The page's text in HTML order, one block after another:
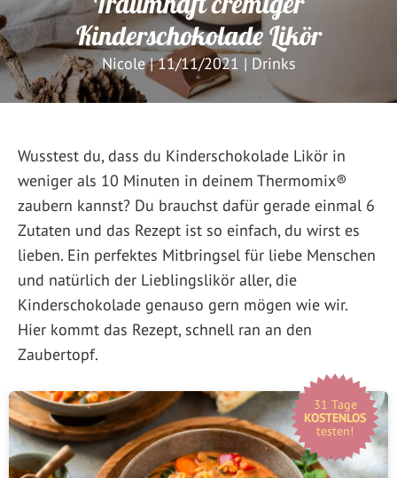
Kinderschokolade Likör
Nicole|11/11/2021 | Drinks
Wusstest du, dass du Kinderschokolade Likör in
weniger als 10 Minuten in deinem Thermomix®
zaubern kannst? Du brauchst dafür gerade einmal 6
Zutaten und das Rezept ist so einfach, du wirst es
lieben. Ein perfektes Mitbringsel für liebe Menschen
und natürlich der Lieblingslikör aller, die
Kinderschokolade genauso gern mögen wie wir.
Hier kommt das Rezept, schnell ran an den
Zaubertopf.
31 Tage
KOSTENLOS
testen!